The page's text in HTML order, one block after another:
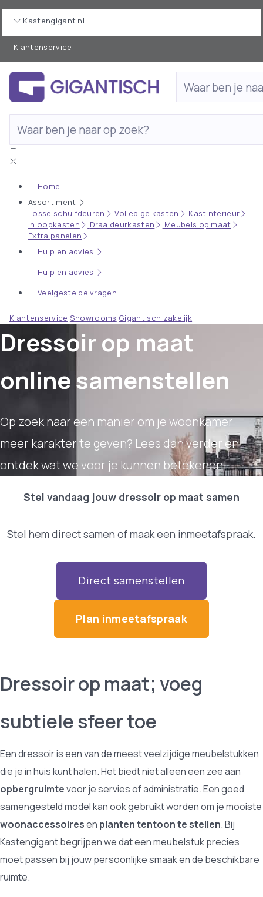
Kastengigant.nl
Klantenservice
Home
Assortiment
Losse schuifdeuren
Volledige kasten
Kastinterieur
Inloopkasten
Draaideurkasten
Meubels op maat
Extra panelen
Hulp en advies
Hulp en advies
Veelgestelde vragen
Klantenservice Showrooms Gigantisch zakelijk
Dressoir op maat
online samenstellen
Op zoek naar een manier om je woonkamer
meer karakter te geven? Lees dan verder en
ontdek wat we voor je kunnen betekenen!
Stel vandaag jouw dressoir op maat samen
Stel hem direct samen of maak een inmeetafspraak.
Direct samenstellen
Plan inmeetafspraak
Dressoir op maat; voeg
subtiele sfeer toe
Een dressoir is een van de meest veelzijdige meubelstukken
die je in huis kunt halen. Het biedt niet alleen een zee aan
opbergruimtevoor je servies of administratie. Een goed
samengesteld model kan ook gebruikt worden om je mooiste
woonaccessoiresen planten tentoon te stellen. Bij
Kastengigant begrijpen we dat een meubelstuk precies
moet passen bij jouw persoonlijke smaak en de beschikbare
ruimte.